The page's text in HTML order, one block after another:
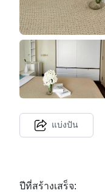
แบ่งปัน
ปีที่สร้างเสร็จ: